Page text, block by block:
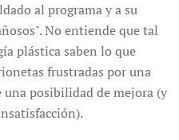
al programa y a su
No entiende que tal
plástica saben lo que
frustradas por una
posibilidad de mejora (y